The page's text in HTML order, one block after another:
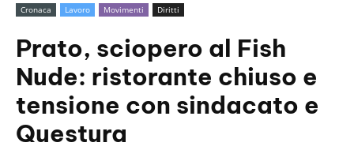
Cronaca Lavoro Movimenti Diritti
Prato, sciopero al Fish
Nude: ristorante chiuso e
tensione con sindacato e
Questura